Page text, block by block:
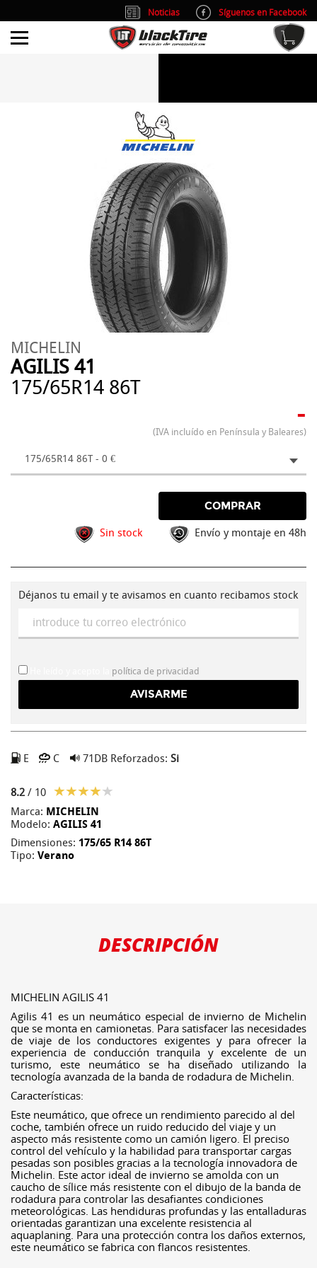
MICHELIN
AGILIS 41
175/65R14 86T
-
(IVA incluído en Península y Baleares)
175/65R14 86T - 0 €
COMPRAR
Sin stock Envío y montaje en 48h
Déjanos tu email y te avisamos en cuanto recibamos stock
política de privacidad
E C 71DB Reforzados: Si
8.2 / 10
Marca: MICHELIN
Modelo: AGILIS 41
Dimensiones: 175/65 R14 86T
Tipo: Verano
DESCRIPCIÓN
MICHELIN AGILIS 41
Agilis 41 es un neumático especial de invierno de Michelin
que se monta en camionetas. Para satisfacer las necesidades
de viaje de los conductores exigentes y para ofrecer la
experiencia de conducción tranquila y excelente de un
turismo, este neumático se ha diseñado utilizando la
tecnología avanzada de la banda de rodadura de Michelin.
Características:
Este neumático, que ofrece un rendimiento parecido al del
coche, también ofrece un ruido reducido del viaje y un
aspecto más resistente como un camión ligero. El preciso
control del vehículo y la habilidad para transportar cargas
pesadas son posibles gracias a la tecnología innovadora de
Michelin. Este actor ideal de invierno se amolda con un
caucho de sílice más resistente con el dibujo de la banda de
rodadura para controlar las desafiantes condiciones
meteorológicas. Las hendiduras profundas y las entalladuras
orientadas garantizan una excelente resistencia al
aquaplaning. Para una protección contra los daños externos,
este neumático se fabrica con flancos resistentes.
Noticias
Síguenos en Facebook
info@blacktire.es
Atención al cliente: L/V 9:00-14:00 y 15:00-19:00